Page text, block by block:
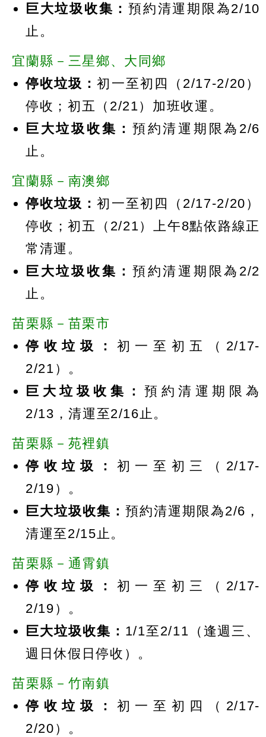
巨大垃圾收集：預約清運期限為2/10
止。
宜蘭縣－三星鄉、大同鄉
停收垃圾：初一至初四（2/17-2/20）
停收；初五（2/21）加班收運。
巨大垃圾收集：預約清運期限為2/6
止。
宜蘭縣－南澳鄉
停收垃圾：初一至初四（2/17-2/20）
停收；初五（2/21）上午8點依路線正
常清運。
巨大垃圾收集：預約清運期限為2/2
止。
苗栗縣－苗栗市
停收垃圾： 初一至初五（2/17-
2/21）。
巨大垃圾收集： 預約清運期限為
2/13，清運至2/16止。
苗栗縣－苑裡鎮
停收垃圾： 初一至初三（2/17-
2/19）。
巨大垃圾收集：預約清運期限為2/6，
清運至2/15止。
苗栗縣－通霄鎮
停收垃圾： 初一至初三（2/17-
2/19）。
巨大垃圾收集： 1/1至2/11（逢週三、
週日休假日停收）。
苗栗縣－竹南鎮
停收垃圾： 初一至初四（2/17-
2/20）。